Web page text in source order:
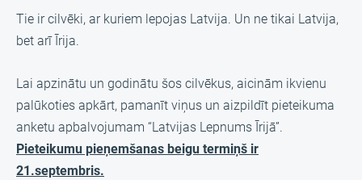
Tie ir cilvēki, ar kuriem lepojas Latvija. Un ne tikai Latvija,
bet arī Īrija.
Lai apzinātu un godinātu šos cilvēkus, aicinām ikvienu
palūkoties apkārt, pamanīt viņus un aizpildīt pieteikuma
anketu apbalvojumam “Latvijas Lepnums Īrijā”.
Pieteikumu pieņemšanas beigu termiņš ir
21.septembris.